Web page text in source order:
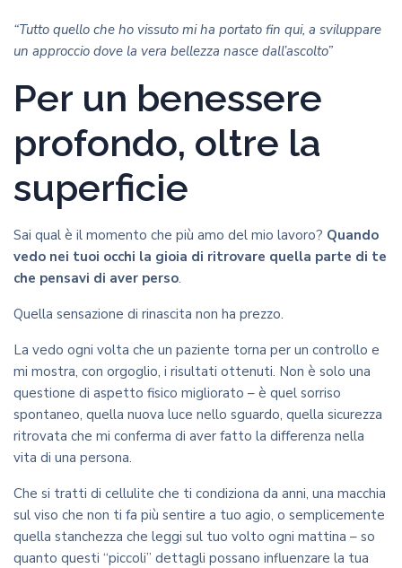
“Tutto quello che ho vissuto mi ha portato fin qui, a sviluppare
un approccio dove la vera bellezza nasce dall’ascolto”
Per un benessere
profondo, oltre la
superficie
Sai qual è il momento che più amo del mio lavoro? Quando
vedo nei tuoi occhi la gioia di ritrovare quella parte di te
che pensavi di aver perso.
Quella sensazione di rinascita non ha prezzo.
La vedo ogni volta che un paziente torna per un controllo e
mi mostra, con orgoglio, i risultati ottenuti. Non è solo una
questione di aspetto fisico migliorato – è quel sorriso
spontaneo, quella nuova luce nello sguardo, quella sicurezza
ritrovata che mi conferma di aver fatto la differenza nella
vita di una persona.
Che si tratti di cellulite che ti condiziona da anni, una macchia
sul viso che non ti fa più sentire a tuo agio, o semplicemente
quella stanchezza che leggi sul tuo volto ogni mattina – so
quanto questi “piccoli” dettagli possano influenzare la tua